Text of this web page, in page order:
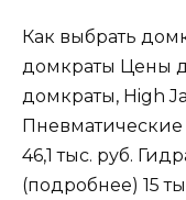
Как выбрать
домкраты Цены
домкраты, High
46,1 тыс. руб.
(подробнее) 15